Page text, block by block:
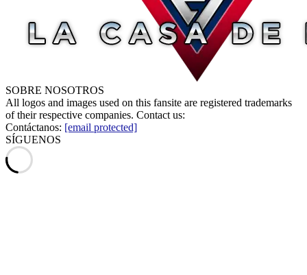
SOBRE NOSOTROS
All logos and images used on this fansite are registered trademarks
of their respective companies. Contact us:
Contáctanos: [email protected]
SÍGUENOS